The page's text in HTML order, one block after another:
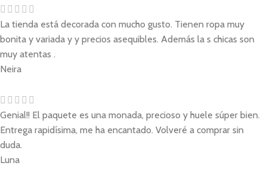
La tienda está decorada con mucho gusto. Tienen ropa muy
bonita y variada y y precios asequibles. Además la s chicas son
muy atentas .
Neira
Genial!! El paquete es una monada, precioso y huele súper bien.
Entrega rapidísima, me ha encantado. Volveré a comprar sin
duda.
Luna